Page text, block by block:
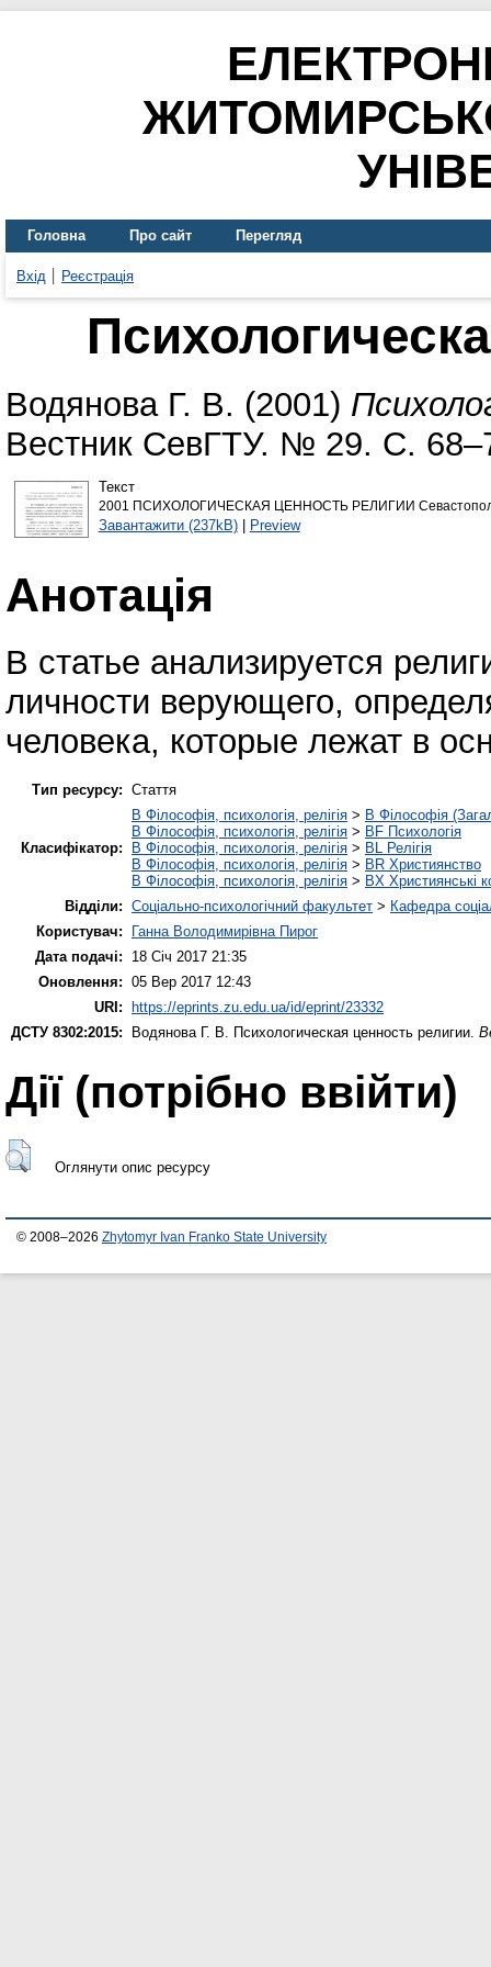
Головна Про сайт Перегляд
Вхід Реєстрація
Водянова Г. В. (2001)
Вестник СевГТУ. № 29. С.
Текст
2001 ПСИХОЛОГИЧЕСКАЯ ЦЕННОСТЬ РЕЛИГИИ
Завантажити (237kB)| Preview
Анотація
В статье анализируется
личности верующего,
человека, которые лежат в
Тип ресурсу: Стаття
Класифікатор:
B Філософія, психологія, релігія > B Філософія
B Філософія, психологія, релігія > BF Психологія
B Філософія, психологія, релігія > BL Релігія
B Філософія, психологія, релігія > BR Християнство
B Філософія, психологія, релігія > BX Християнські
Відділи: Соціально-психологічний факультет > Кафедра
Користувач:
Ганна Володимирівна Пирог
Дата подачі:
18 Січ 2017 21:35
Оновлення: 05 Вер 2017 12:43
URI: https://eprints.zu.edu.ua/id/eprint/23332
ДСТУ 8302:2015:
Водянова Г. В. Психологическая ценность религии.
Дії ​​(потрібно ввійти)
Оглянути опис ресурсу
© 2008–2026 Zhytomyr Ivan Franko State University